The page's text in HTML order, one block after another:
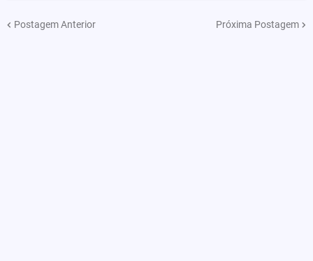
Postagem Anterior Próxima Postagem